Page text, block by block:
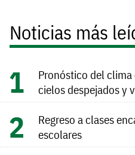
Noticias más
Pronóstico del
cielos despejados y
Regreso a clases
escolares